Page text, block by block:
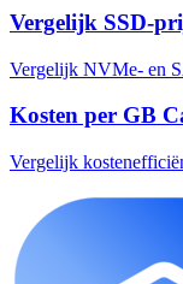
Vergelijk SSD-
Vergelijk NVMe- en
Kosten per GB
Vergelijk